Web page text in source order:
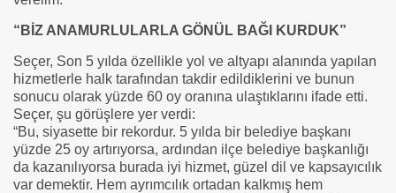
“BİZ ANAMURLULARLA GÖNÜL BAĞI KURDUK”
Seçer, Son 5 yılda özellikle yol ve altyapı alanında yapılan
hizmetlerle halk tarafından takdir edildiklerini ve bunun
sonucu olarak yüzde 60 oy oranına ulaştıklarını ifade etti.
Seçer, şu görüşlere yer verdi:
“Bu, siyasette bir rekordur. 5 yılda bir belediye başkanı
yüzde 25 oy artırıyorsa, ardından ilçe belediye başkanlığı
da kazanılıyorsa burada iyi hizmet, güzel dil ve kapsayıcılık
var demektir. Hem ayrımcılık ortadan kalkmış hem